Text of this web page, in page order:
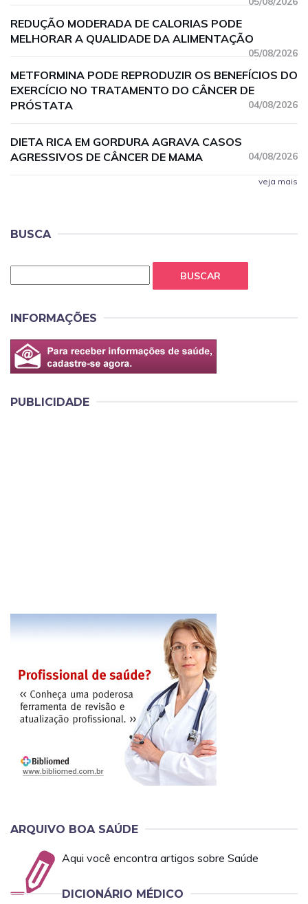
REDUÇÃO MODERADA DE CALORIAS PODE
MELHORAR A QUALIDADE DA ALIMENTAÇÃO
05/08/2026
METFORMINA PODE REPRODUZIR OS BENEFÍCIOS DO
EXERCÍCIO NO TRATAMENTO DO CÂNCER DE
PRÓSTATA
04/08/2026
DIETA RICA EM GORDURA AGRAVA CASOS
AGRESSIVOS DE CÂNCER DE MAMA
04/08/2026
veja mais
BUSCA
BUSCAR
INFORMAÇÕES
PUBLICIDADE
ARQUIVO BOA SAÚDE
Aqui você encontra artigos sobre Saúde
DICIONÁRIO MÉDICO